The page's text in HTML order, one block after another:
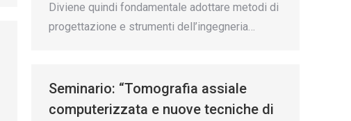
Diviene quindi fondamentale adottare metodi di
progettazione e strumenti dell’ingegneria…
Seminario: “Tomografia assiale
computerizzata e nuove tecniche di